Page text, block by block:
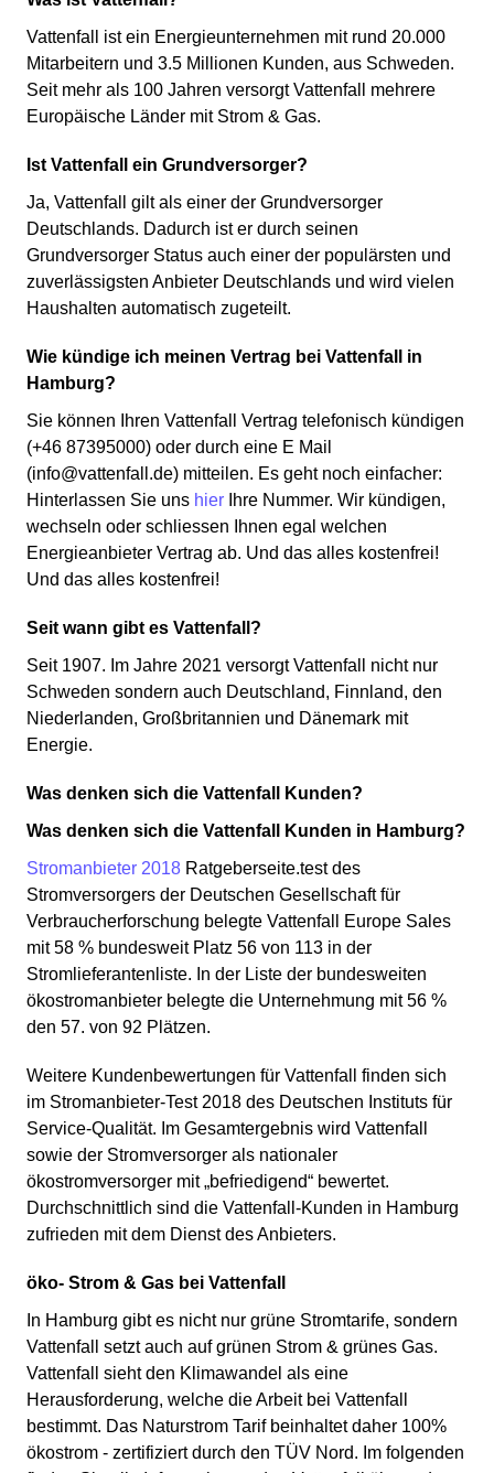
Vattenfall ist ein Energieunternehmen mit rund 20.000
Mitarbeitern und 3.5 Millionen Kunden, aus Schweden.
Seit mehr als 100 Jahren versorgt Vattenfall mehrere
Europäische Länder mit Strom & Gas.
Ist Vattenfall ein Grundversorger?
Ja, Vattenfall gilt als einer der Grundversorger
Deutschlands. Dadurch ist er durch seinen
Grundversorger Status auch einer der populärsten und
zuverlässigsten Anbieter Deutschlands und wird vielen
Haushalten automatisch zugeteilt.
Wie kündige ich meinen Vertrag bei Vattenfall in
Hamburg?
Sie können Ihren Vattenfall Vertrag telefonisch kündigen
(+46 87395000) oder durch eine E Mail
(info@vattenfall.de) mitteilen. Es geht noch einfacher:
Hinterlassen Sie uns hier Ihre Nummer. Wir kündigen,
wechseln oder schliessen Ihnen egal welchen
Energieanbieter Vertrag ab. Und das alles kostenfrei!
Und das alles kostenfrei!
Seit wann gibt es Vattenfall?
Seit 1907. Im Jahre 2021 versorgt Vattenfall nicht nur
Schweden sondern auch Deutschland, Finnland, den
Niederlanden, Großbritannien und Dänemark mit
Energie.
Was denken sich die Vattenfall Kunden?
Was denken sich die Vattenfall Kunden in Hamburg?
Stromanbieter 2018 Ratgeberseite.test des
Stromversorgers der Deutschen Gesellschaft für
Verbraucherforschung belegte Vattenfall Europe Sales
mit 58 % bundesweit Platz 56 von 113 in der
Stromlieferantenliste. In der Liste der bundesweiten
ökostromanbieter belegte die Unternehmung mit 56 %
den 57. von 92 Plätzen.
Weitere Kundenbewertungen für Vattenfall finden sich
im Stromanbieter-Test 2018 des Deutschen Instituts für
Service-Qualität. Im Gesamtergebnis wird Vattenfall
sowie der Stromversorger als nationaler
ökostromversorger mit „befriedigend“ bewertet.
Durchschnittlich sind die Vattenfall-Kunden in Hamburg
zufrieden mit dem Dienst des Anbieters.
öko- Strom & Gas bei Vattenfall
In Hamburg gibt es nicht nur grüne Stromtarife, sondern
Vattenfall setzt auch auf grünen Strom & grünes Gas.
Vattenfall sieht den Klimawandel als eine
Herausforderung, welche die Arbeit bei Vattenfall
bestimmt. Das Naturstrom Tarif beinhaltet daher 100%
ökostrom - zertifiziert durch den TÜV Nord. Im folgenden